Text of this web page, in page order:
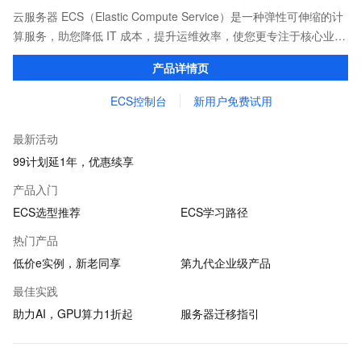
云服务器 ECS（Elastic Compute Service）是一种弹性可伸缩的计
算服务，助您降低 IT 成本，提升运维效率，使您更专注于核心业务
创新。
产品详情页
ECS控制台 新用户免费试用
最新活动
99计划延1年，优惠续享
产品入门
ECS选型推荐
ECS学习路径
热门产品
低价e实例，新老同享
第九代企业级产品
最佳实践
助力AI，GPU算力1折起
服务器迁移指引